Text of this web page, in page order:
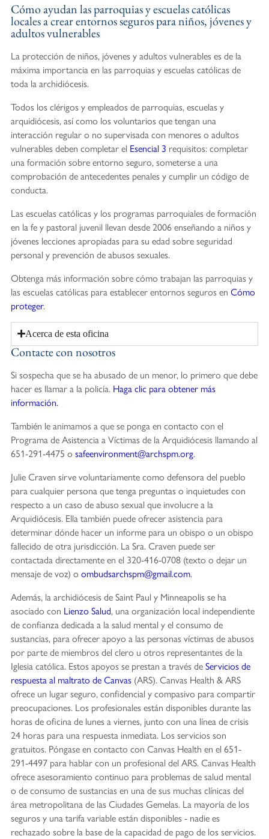
Cómo ayudan las parroquias y escuelas católicas
locales a crear entornos seguros para niños, jóvenes y
adultos vulnerables
La protección de niños, jóvenes y adultos vulnerables es de la
máxima importancia en las parroquias y escuelas católicas de
toda la archidiócesis.
Todos los clérigos y empleados de parroquias, escuelas y
arquidiócesis, así como los voluntarios que tengan una
interacción regular o no supervisada con menores o adultos
vulnerables deben completar el Esencial 3 requisitos: completar
una formación sobre entorno seguro, someterse a una
comprobación de antecedentes penales y cumplir un código de
conducta.
Las escuelas católicas y los programas parroquiales de formación
en la fe y pastoral juvenil llevan desde 2006 enseñando a niños y
jóvenes lecciones apropiadas para su edad sobre seguridad
personal y prevención de abusos sexuales.
Obtenga más información sobre cómo trabajan las parroquias y
las escuelas católicas para establecer entornos seguros en Cómo
proteger.
Acerca de esta oficina
Contacte con nosotros
Si sospecha que se ha abusado de un menor, lo primero que debe
hacer es llamar a la policía. Haga clic para obtener más
información.
También le animamos a que se ponga en contacto con el
Programa de Asistencia a Víctimas de la Arquidiócesis llamando al
651-291-4475 o safeenvironment@archspm.org.
Julie Craven sirve voluntariamente como defensora del pueblo
para cualquier persona que tenga preguntas o inquietudes con
respecto a un caso de abuso sexual que involucre a la
Arquidiócesis. Ella también puede ofrecer asistencia para
determinar dónde hacer un informe para un obispo o un obispo
fallecido de otra jurisdicción. La Sra. Craven puede ser
contactada directamente en el 320-416-0708 (texto o dejar un
mensaje de voz) o ombudsarchspm@gmail.com.
Además, la archidiócesis de Saint Paul y Minneapolis se ha
asociado con Lienzo Salud, una organización local independiente
de confianza dedicada a la salud mental y el consumo de
sustancias, para ofrecer apoyo a las personas víctimas de abusos
por parte de miembros del clero u otros representantes de la
Iglesia católica. Estos apoyos se prestan a través deServicios de
respuesta al maltrato de Canvas (ARS). Canvas Health & ARS
ofrece un lugar seguro, confidencial y compasivo para compartir
preocupaciones. Los profesionales están disponibles durante las
horas de oficina de lunes a viernes, junto con una línea de crisis
24 horas para una respuesta inmediata. Los servicios son
gratuitos. Póngase en contacto con Canvas Health en el 651-
291-4497 para hablar con un profesional del ARS. Canvas Health
ofrece asesoramiento continuo para problemas de salud mental
o de consumo de sustancias en una de sus muchas clínicas del
área metropolitana de las Ciudades Gemelas. La mayoría de los
seguros y una tarifa variable están disponibles - nadie es
rechazado sobre la base de la capacidad de pago de los servicios.